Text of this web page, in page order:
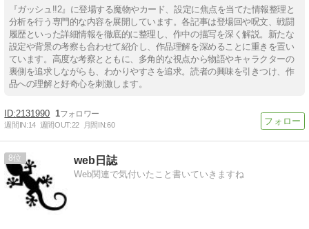
『ガッシュ!!2』に登場する魔物やカード、設定に焦点を当てた情報整理と
分析を行う専門的な内容を展開しています。各記事は登場回や呪文、戦闘
履歴といった詳細情報を徹底的に整理し、作中の描写を深く解説。新たな
設定や背景の考察も合わせて紹介し、作品理解を深めることに重きを置い
ています。高度な考察とともに、多角的な視点から物語やキャラクターの
裏側を追求しながらも、わかりやすさを追求。読者の興味を引きつけ、作
品への理解と好奇心を刺激します。
2131990 1
週間IN:14 週間OUT:22 月間IN:60
8 web日誌
Web関連で気付いたこと書いていきますね